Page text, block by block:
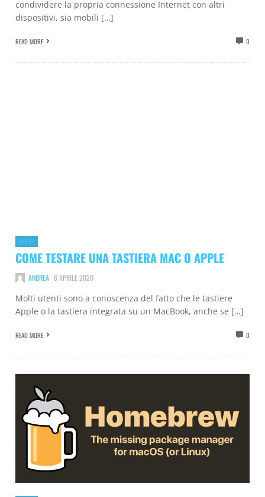
condividere la propria connessione Internet con altri
dispositivi, sia mobili […]
READ MORE 0
APPLE
COME TESTARE UNA TASTIERA MAC O APPLE
ANDREA 6 APRILE 2020
Molti utenti sono a conoscenza del fatto che le tastiere
Apple o la tastiera integrata su un MacBook, anche se […]
READ MORE 0